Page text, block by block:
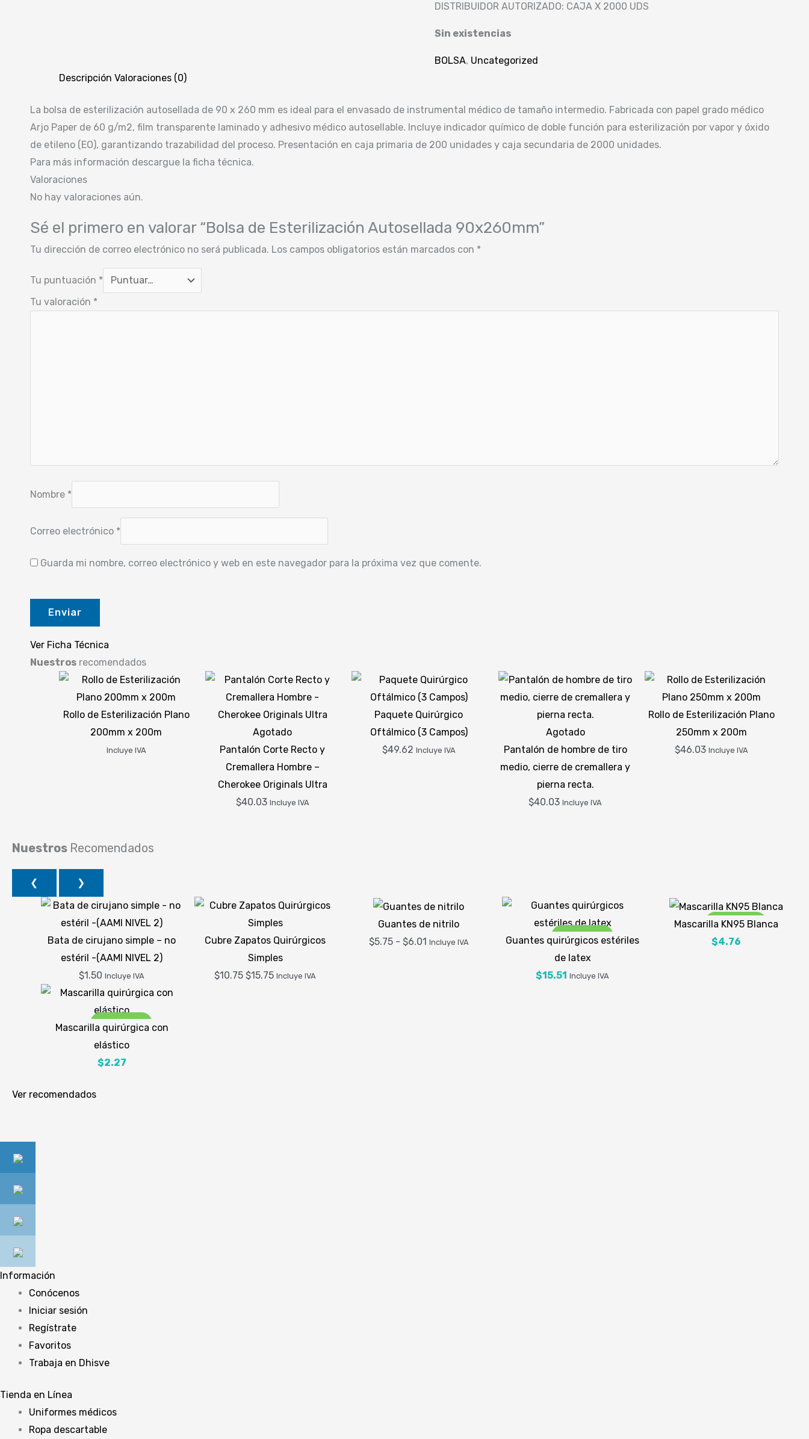
DISTRIBUIDOR AUTORIZADO: CAJA X 2000 UDS
Sin existencias
BOLSA, Uncategorized
Descripción Valoraciones (0)
La bolsa de esterilización autosellada de 90 x 260 mm es ideal para el envasado de instrumental médico de tamaño intermedio. Fabricada con papel grado médico
Arjo Paper de 60 g/m2, film transparente laminado y adhesivo médico autosellable. Incluye indicador químico de doble función para esterilización por vapor y óxido
de etileno (EO), garantizando trazabilidad del proceso. Presentación en caja primaria de 200 unidades y caja secundaria de 2000 unidades.
Para más información descargue la ficha técnica.
Valoraciones
No hay valoraciones aún.
Sé el primero en valorar “Bolsa de Esterilización Autosellada 90x260mm”
Tu dirección de correo electrónico no será publicada. Los campos obligatorios están marcados con *
Tu puntuación *
Tu valoración *
Nombre *
Correo electrónico *
Guarda mi nombre, correo electrónico y web en este navegador para la próxima vez que comente.
Ver Ficha Técnica
Nuestros recomendados
Rollo de Esterilización Plano
200mm x 200m
Incluye IVA
Agotado
Pantalón Corte Recto y
Cremallera Hombre –
Cherokee Originals Ultra
$40.03 Incluye IVA
Paquete Quirúrgico
Oftálmico (3 Campos)
$49.62 Incluye IVA
Agotado
Pantalón de hombre de tiro
medio, cierre de cremallera y
pierna recta.
$40.03 Incluye IVA
Rollo de Esterilización Plano
250mm x 200m
$46.03 Incluye IVA
Nuestros Recomendados
❮ ❯
Bata de cirujano simple – no
estéril -(AAMI NIVEL 2)
$1.50 Incluye IVA
Cubre Zapatos Quirúrgicos
Simples
$10.75 $15.75Rango
Incluye IVA
Guantes de nitrilo
$5.75 - $6.01Rango
Incluye IVA ¡Oferta!
Sale!
Guantes quirúrgicos estériles
de latex
El
$15.51 El
Incluye IVA
¡Oferta!
Sale!
Mascarilla KN95 Blanca
El
$4.76El
¡Oferta!
Sale!
Mascarilla quirúrgica con
elástico
El
$2.27El
Ver recomendados
Información
Conócenos
Iniciar sesión
Regístrate
Favoritos
Trabaja en Dhisve
Tienda en Línea
Uniformes médicos
Ropa descartable